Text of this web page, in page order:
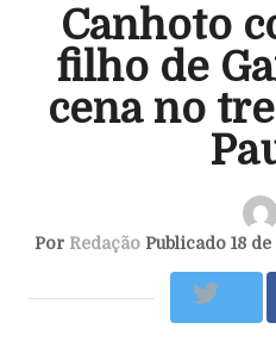
Canhoto
filho de
cena no
Por Redação Publicado 18